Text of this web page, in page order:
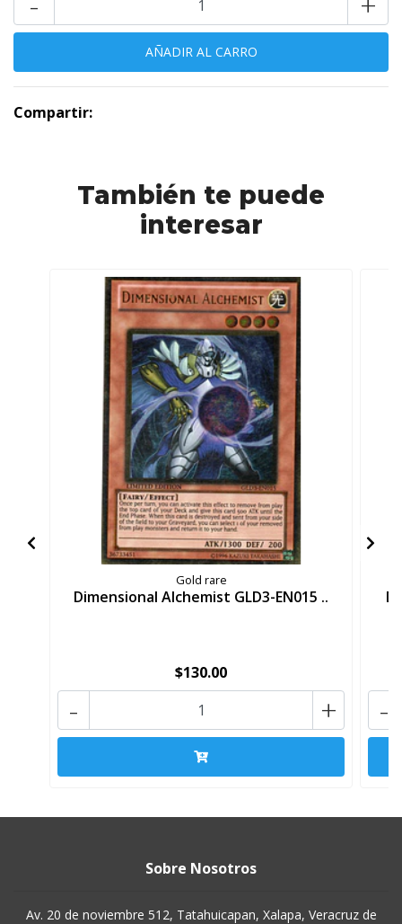
Compartir:
También te puede
interesar
Gold rare
Dimensional Alchemist GLD3-EN015 ..
$130.00
+
- -
Sobre Nosotros
Av. 20 de noviembre 512, Tatahuicapan, Xalapa, Veracruz de